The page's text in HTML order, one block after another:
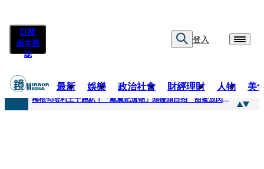
訂閱
紙本雜
誌
登入
最新 娛樂 政治社會 財經理財 人物 美
快訊
梅根勾哈利王子跑趴！「戴黛妃遺物」頭碰頭自拍 甜蜜放閃搶鏡